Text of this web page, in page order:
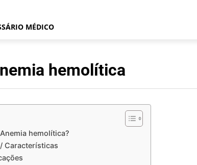
MÉDICO
hemolítica
hemolítica?
Características